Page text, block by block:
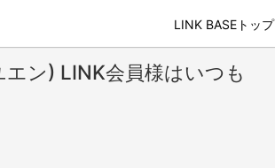
LINK BASEトップ
ン) LINK会員様はいつも